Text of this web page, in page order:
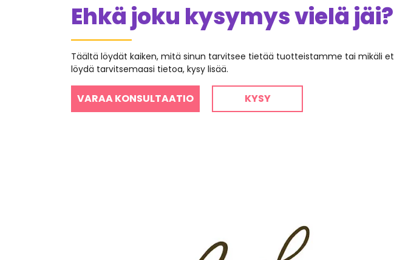
Ehkä joku kysymys vielä jäi?
Täältä löydät kaiken, mitä sinun tarvitsee tietää tuotteistamme tai mikäli et
löydä tarvitsemaasi tietoa, kysy lisää.
VARAA KONSULTAATIO KYSY